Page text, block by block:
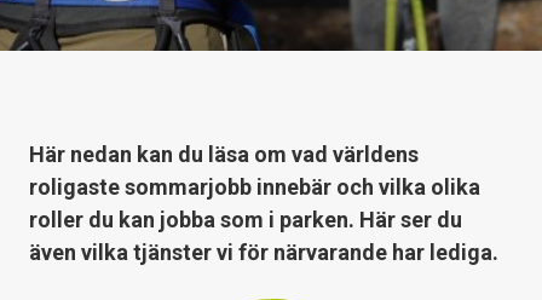
Här nedan kan du läsa om vad världens
roligaste sommarjobb innebär och vilka olika
roller du kan jobba som i parken. Här ser du
även vilka tjänster vi för närvarande har lediga.